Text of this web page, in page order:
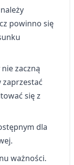
powinno się
zaczną
zaprzestać
się z
dla
ważności.
treści
lub